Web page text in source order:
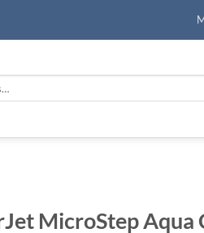
MicroStep Aqua